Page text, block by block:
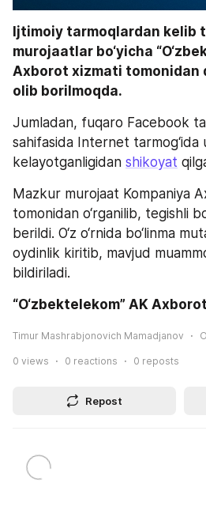
Ijtimoiy tarmoqlardan kelib
murojaatlar bo‘yicha
Axborot xizmati tomonidan
olib borilmoqda.
Jumladan, fuqaro Facebook
sahifasida Internet tarmog‘ida
kelayotganligidan shikoyat
Mazkur murojaat Kompaniya
tomonidan o‘rganilib, tegishli
berildi. O‘z o‘rnida bo‘linma
oydinlik kiritib, mavjud
bildiriladi.
“O‘zbektelekom” AK
Timur Mashrabjonovich Mamadjanov
0 views 0 reactions 0 reposts
Repost